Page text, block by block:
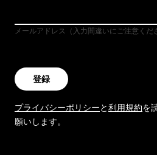
メールアドレス（入力間違いにご注意くだ
登録
プライバシーポリシーと利用規約を
願いします。